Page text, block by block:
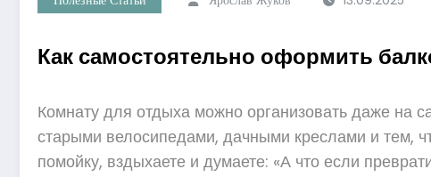
Как самостоятельно оформить
Комнату для отдыха можно организовать даже на
старыми велосипедами, дачными креслами и тем,
помойку, вздыхаете и думаете: «А что если